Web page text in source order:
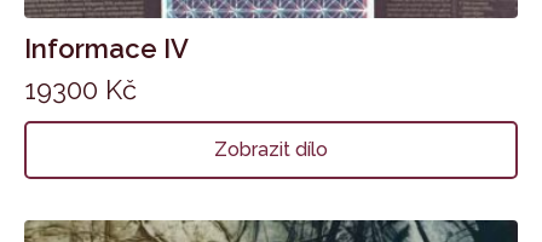
Informace IV
19300 Kč
Zobrazit dílo